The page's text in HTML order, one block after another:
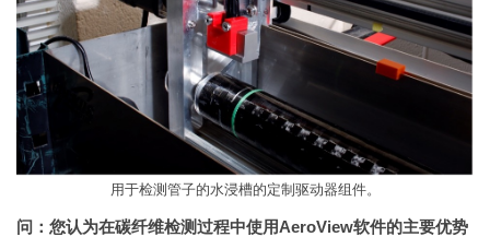
用于检测管子的水浸槽的定制驱动器组件。
问：您认为在碳纤维检测过程中使用AeroView软件的主要优势